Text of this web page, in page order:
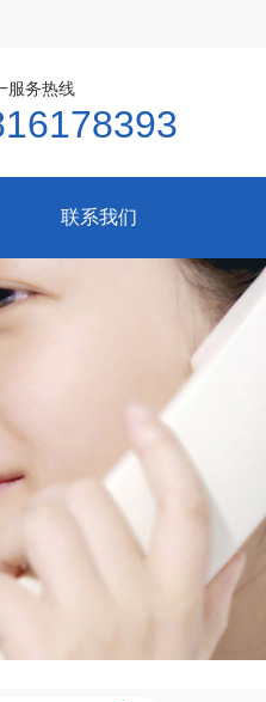
服务热线
联系我们